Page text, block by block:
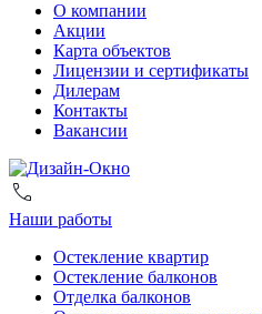
О компании
Акции
Карта объектов
Лицензии и сертификаты
Дилерам
Контакты
Вакансии
Наши работы
Остекление квартир
Остекление балконов
Отделка балконов